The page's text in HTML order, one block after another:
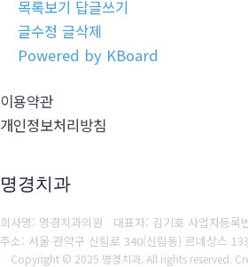
목록보기 답글쓰기
글수정 글삭제
Powered by KBoard
이용약관
개인정보처리방침
명경치과
회사명: 명경치과의원 대표자: 김기호 사업자등록
주소: 서울 관악구 신림로 340(신림동) 르네상스
Copyright © 2025 명경치과. All rights reserved.